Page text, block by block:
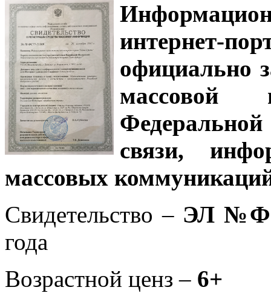
интернет-
официально
связи,
массовых
Свидетельство – ЭЛ
года
Возрастной ценз – 6+